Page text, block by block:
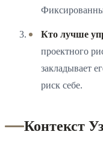
Кто лучше
проектного
закладывает
риск себе.
Контекст